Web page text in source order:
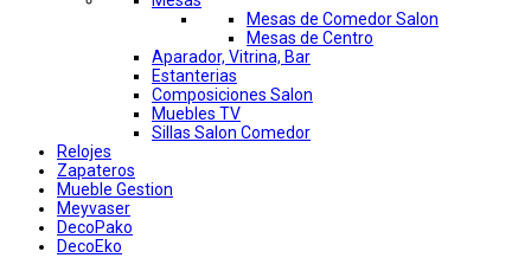
Mesas de Comedor Salon
Mesas de Centro
Aparador, Vitrina, Bar
Estanterias
Composiciones Salon
Muebles TV
Sillas Salon Comedor
Relojes
Zapateros
Mueble Gestion
Meyvaser
DecoPako
DecoEko